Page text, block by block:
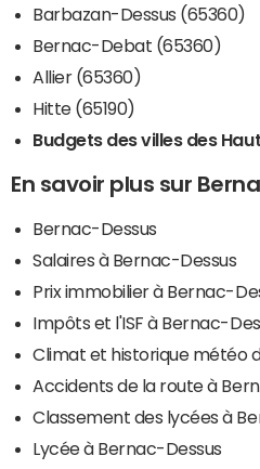
Barbazan-Dessus (65360)
Bernac-Debat (65360)
Allier (65360)
Hitte (65190)
Budgets des villes des
En savoir plus sur
Bernac-Dessus
Salaires à Bernac-Dessus
Prix immobilier à Bernac-
Impôts et l'ISF à Bernac-
Climat et historique météo
Accidents de la route à
Classement des lycées à
Lycée à Bernac-Dessus